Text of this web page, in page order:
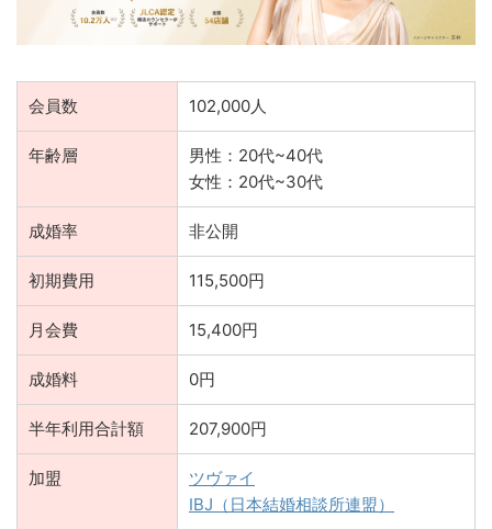
会員数 102,000人
年齢層
男性：20代~40代
女性：20代~30代
成婚率 非公開
初期費用 115,500円
月会費 15,400円
成婚料 0円
半年利用合計額 207,900円
加盟
ツヴァイ
IBJ（日本結婚相談所連盟）